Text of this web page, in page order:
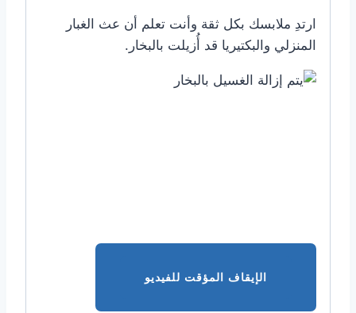
ارتدِ ملابسك بكل ثقة وأنت تعلم أن عث الغبار
المنزلي والبكتيريا قد أُزيلت بالبخار.
الإيقاف المؤقت للفيديو